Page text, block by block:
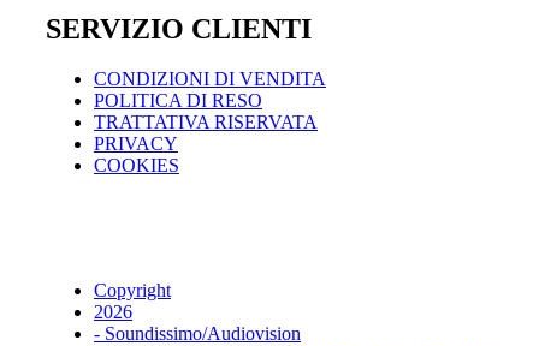
SERVIZIO CLIENTI
CONDIZIONI DI VENDITA
POLITICA DI RESO
TRATTATIVA RISERVATA
PRIVACY
COOKIES
Copyright
2026
- Soundissimo/Audiovision